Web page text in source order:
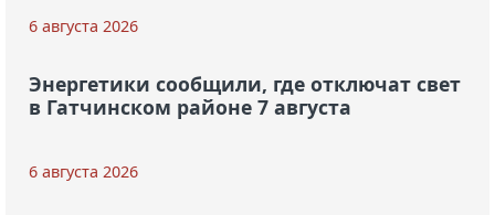
6 августа 2026
Энергетики сообщили, где отключат свет
в Гатчинском районе 7 августа
6 августа 2026